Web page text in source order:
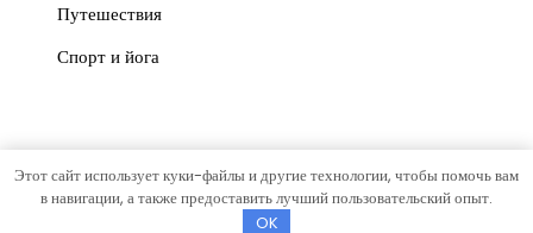
Путешествия
Спорт и йога
Copyright © 2026Красота и пользаТема News Store от
Этот сайт использует куки-файлы и другие технологии, чтобы помочь вам
в навигации, а также предоставить лучший пользовательский опыт.
OK